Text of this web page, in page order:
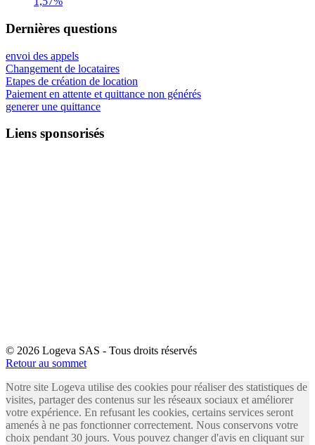
Dernières questions
envoi des appels
Changement de locataires
Etapes de création de location
Paiement en attente et quittance non générés
generer une quittance
Liens sponsorisés
© 2026 Logeva SAS - Tous droits réservés
Retour au sommet
Notre site Logeva utilise des cookies pour réaliser des statistiques de
visites, partager des contenus sur les réseaux sociaux et améliorer
votre expérience. En refusant les cookies, certains services seront
amenés à ne pas fonctionner correctement. Nous conservons votre
choix pendant 30 jours. Vous pouvez changer d'avis en cliquant sur